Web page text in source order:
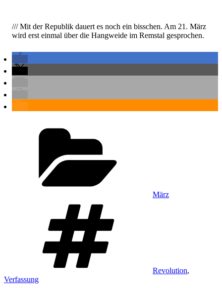
/// Mit der Republik dauert es noch ein bisschen. Am 21. März
wird erst einmal über die Hangweide im Remstal gesprochen.
März
Revolution,
Verfassung